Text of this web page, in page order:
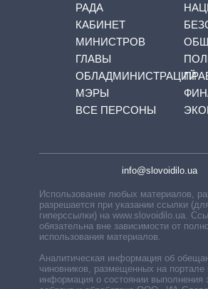
РАДА
КАБИНЕТ
МИНИСТРОВ
ГЛАВЫ
ОБЛАДМИНИСТРАЦИЙ
МЭРЫ
ВСЕ ПЕРСОНЫ
info@slovoidilo.ua
Использование любых материалов,
разрешается при указании ссылки
гиперссылки) на www.slovoidilo.ua.
обязательна вне зависимости от
использования материалов.
Аналитическая информация об
чиновников, размещенных на портале
информация о состоянии выполнения